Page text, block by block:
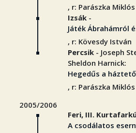
, r: Parászka Miklós
Izsák -
Játék Ábrahámról
, r: Kövesdy István
Percsik - Joseph
Sheldon Harnick:
Hegedűs a
, r: Parászka Miklós
2005/2006
Feri, III.
A csodálatos